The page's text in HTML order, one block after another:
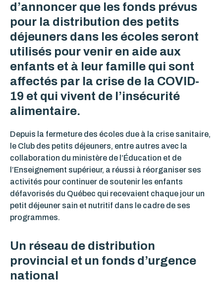
d’annoncer que les fonds prévus
pour la distribution des petits
déjeuners dans les écoles seront
utilisés pour venir en aide aux
enfants et à leur famille qui sont
affectés par la crise de la COVID-
19 et qui vivent de l’insécurité
alimentaire.
Depuis la fermeture des écoles due à la crise sanitaire,
le Club des petits déjeuners, entre autres avec la
collaboration du ministère de l’Éducation et de
l’Enseignement supérieur, a réussi à réorganiser ses
activités pour continuer de soutenir les enfants
défavorisés du Québec qui recevaient chaque jour un
petit déjeuner sain et nutritif dans le cadre de ses
programmes.
Un réseau de distribution
provincial et un fonds d’urgence
national